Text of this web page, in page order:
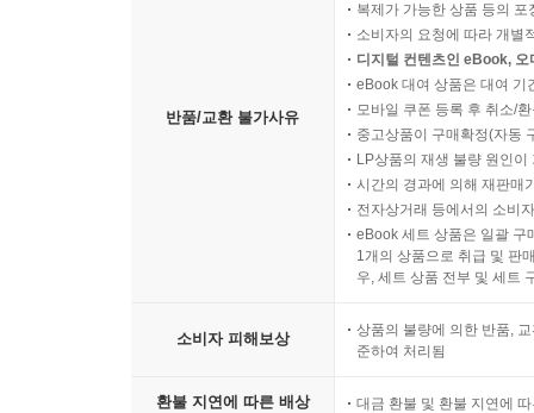
반품/교환 불가사유
복제가 가능한 상품 등의
소비자의 요청에 따라 개별
디지털 컨텐츠인 eBook,
eBook 대여 상품은 대여 기
모바일 쿠폰 등록 후 취소/
중고상품이 구매확정(자동
LP상품의 재생 불량 원인
시간의 경과에 의해 재판매
전자상거래 등에서의 소비
eBook 세트 상품은 일괄 구
1개의 상품으로 취급 및 판
우, 세트 상품 전부 및 세트
소비자 피해보상
상품의 불량에 의한 반품,
준하여 처리됨
환불 지연에 따른 배상 대금 환불 및 환불 지연에